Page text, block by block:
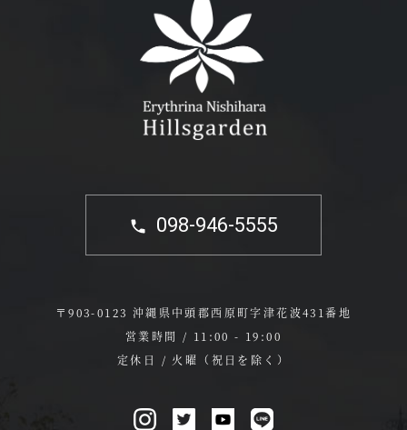
098-946-5555
〒903-0123 沖縄県中頭郡西原町字津花波431番地
営業時間 / 11:00 - 19:00
定休日 / 火曜（祝日を除く）